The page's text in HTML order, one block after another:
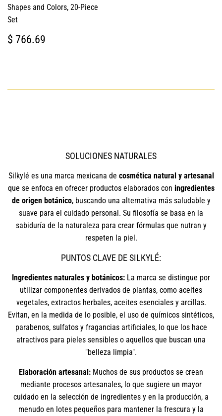
Shapes and Colors, 20-Piece
Set
PRECIO
HABITUAL
$ 766.69
SOLUCIONES NATURALES
Silkylé es una marca mexicana de cosmética natural y artesanal
que se enfoca en ofrecer productos elaborados con ingredientes
de origen botánico, buscando una alternativa más saludable y
suave para el cuidado personal. Su filosofía se basa en la
sabiduría de la naturaleza para crear fórmulas que nutran y
respeten la piel.
PUNTOS CLAVE DE SILKYLÉ:
Ingredientes naturales y botánicos: La marca se distingue por
utilizar componentes derivados de plantas, como aceites
vegetales, extractos herbales, aceites esenciales y arcillas.
Evitan, en la medida de lo posible, el uso de químicos sintéticos,
parabenos, sulfatos y fragancias artificiales, lo que los hace
atractivos para pieles sensibles o aquellos que buscan una
"belleza limpia".
Elaboración artesanal: Muchos de sus productos se crean
mediante procesos artesanales, lo que sugiere un mayor
cuidado en la selección de ingredientes y en la producción, a
menudo en lotes pequeños para mantener la frescura y la